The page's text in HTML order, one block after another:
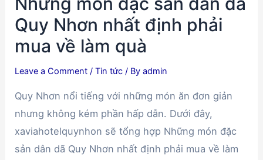
Quy Nhơn nhất định phải
mua về làm quà
Leave a Comment /Tin tức / Byadmin
Quy Nhơn nổi tiếng với những món ăn đơn giản
nhưng không kém phần hấp dẫn. Dưới đây,
xaviahotelquynhon sẽ tổng hợp Những món đặc
sản dân dã Quy Nhơn nhất định phải mua về làm